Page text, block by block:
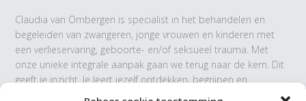
Claudia van Ombergen is specialist in het behandelen en
begeleiden van zwangeren, jonge vrouwen en kinderen met
een verlieservaring, geboorte- en/of seksueel trauma. Met
onze unieke integrale aanpak gaan we terug naar de kern. Dit
geeft je inzicht. Je leert jezelf ontdekken, begrijpen en